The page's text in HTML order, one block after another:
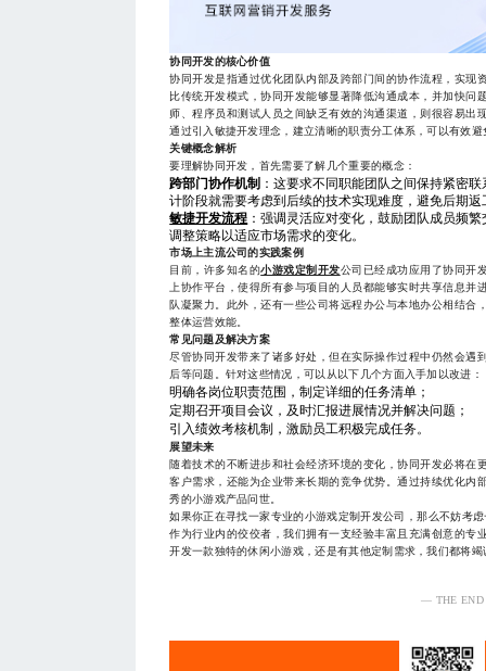
协同开发的核心价值
协同开发是指通过优化团队内部及跨部门间的协作流程，实现
比传统开发模式，协同开发能够显著降低沟通成本，并加快问
师、程序员和测试人员之间缺乏有效的沟通渠道，则很容易出
通过引入敏捷开发理念，建立清晰的职责分工体系，可以有效
关键概念解析
要理解协同开发，首先需要了解几个重要的概念：
跨部门协作机制 ：这要求不同职能团队之间保持紧密
计阶段就需要考虑到后续的技术实现难度，避免后期返
敏捷开发流程 ：强调灵活应对变化，鼓励团队成员频
调整策略以适应市场需求的变化。
市场上主流公司的实践案例
目前，许多知名的小游戏定制开发公司已经成功应用了协同开
上协作平台，使得所有参与项目的人员都能够实时共享信息并
队凝聚力。此外，还有一些公司将远程办公与本地办公相结合
整体运营效能。
常见问题及解决方案
尽管协同开发带来了诸多好处，但在实际操作过程中仍然会遇
后等问题。针对这些情况，可以从以下几个方面入手加以改进：
明确各岗位职责范围，制定详细的任务清单；
定期召开项目会议，及时汇报进展情况并解决问题；
引入绩效考核机制，激励员工积极完成任务。
展望未来
随着技术的不断进步和社会经济环境的变化，协同开发必将在
客户需求，还能为企业带来长期的竞争优势。通过持续优化内
秀的小游戏产品问世。
如果你正在寻找一家专业的小游戏定制开发公司，那么不妨考
作为行业内的佼佼者，我们拥有一支经验丰富且充满创意的专
开发一款独特的休闲小游戏，还是有其他定制需求，我们都将
— THE